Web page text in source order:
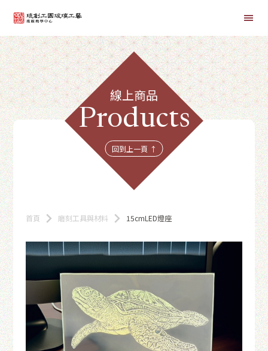
首頁
線上課程
線上商品
Products
回到上一頁 ↑
首頁 磨刻工具與材料 15cmLED燈座